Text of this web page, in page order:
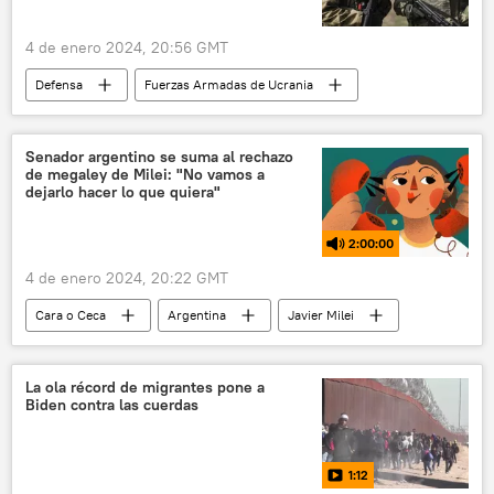
4 de enero 2024, 20:56 GMT
Defensa
Fuerzas Armadas de Ucrania
Ucrania
📰 Operación rusa de desmilitarización y desnazificación de Ucrania
OTAN
EEUU
mercenarios
🛡️ Zonas de conflicto
Senador argentino se suma al rechazo
de megaley de Milei: "No vamos a
dejarlo hacer lo que quiera"
2:00:00
4 de enero 2024, 20:22 GMT
Cara o Ceca Argentina
Javier Milei
Chile
Patricia Bullrich
política
Cámara de Diputados
📰 Estallido social en Chile
La ola récord de migrantes pone a
Biden contra las cuerdas
1:12